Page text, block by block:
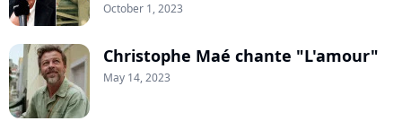
October 1, 2023
Christophe Maé chante "L'amour"
May 14, 2023